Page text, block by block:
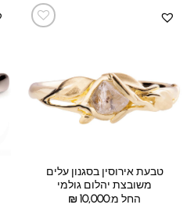
טבעת אירוסין בסגנון עלים
משובצת יהלום גולמי
החל מ:
₪10,000